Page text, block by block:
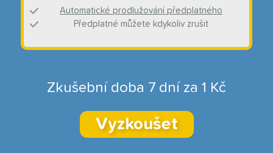
Automatické prodlužování předplatného
Předplatné můžete kdykoliv zrušit
Zkušební doba 7 dní za 1 Kč
Vyzkoušet